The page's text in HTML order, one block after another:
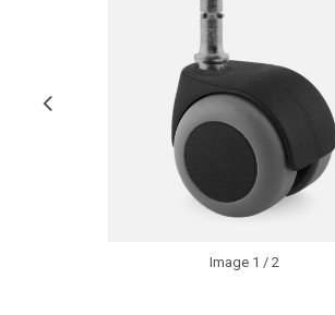
Image 1 / 2